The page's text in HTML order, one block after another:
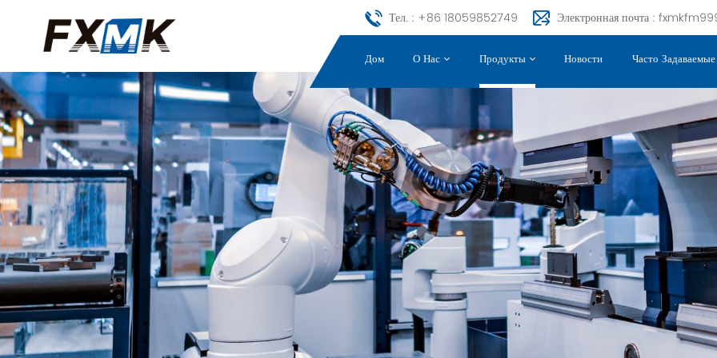
Тел. : +86 18059852749 Электронная почта :
Дом О Нас Продукты Новости Часто